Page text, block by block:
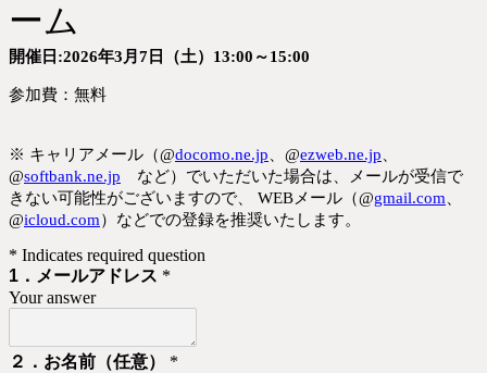
ーム
開催日:2026年3月7 日（土）13:00～15:00
参加費：無料
※ キャリアメール（@docomo.ne.jp 、@ezweb.ne.jp
@softbank.ne.jp など）でいただいた場合は、メールが受信で
きない可能性がございますので、 WEBメール（@gmail.com
@icloud.com）などでの登録を推奨いたします。
* Indicates required question
1．メールアドレス *
Your answer
２．お名前（任意）
*